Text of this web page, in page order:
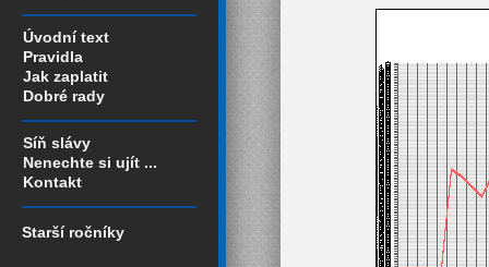
Úvodní text
Pravidla
Jak zaplatit
Dobré rady
Síň slávy
Nenechte si ujít ...
Kontakt
Starší ročníky